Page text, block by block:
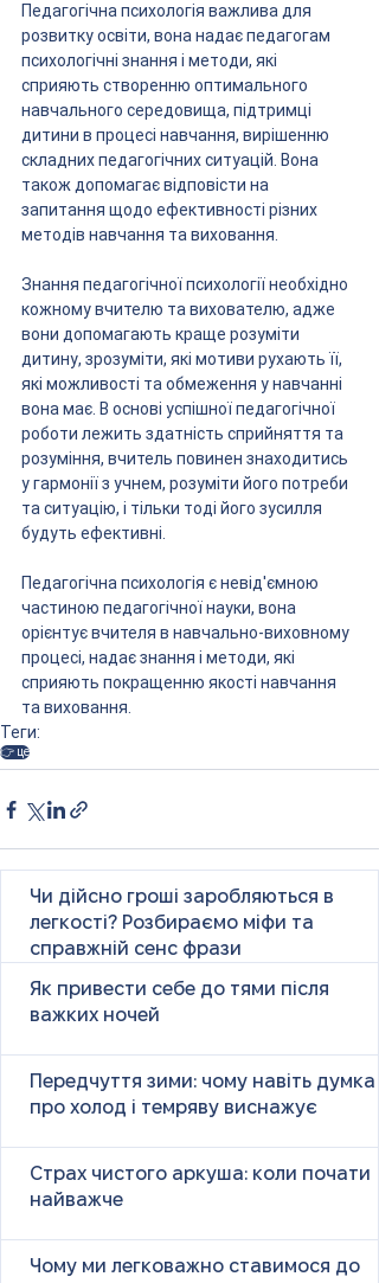
Педагогічна психологія важлива для
розвитку освіти, вона надає педагогам
психологічні знання і методи, які
сприяють створенню оптимального
навчального середовища, підтримці
дитини в процесі навчання, вирішенню
складних педагогічних ситуацій. Вона
також допомагає відповісти на
запитання щодо ефективності різних
методів навчання та виховання.
Знання педагогічної психології необхідно
кожному вчителю та вихователю, адже
вони допомагають краще розуміти
дитину, зрозуміти, які мотиви рухають її,
які можливості та обмеження у навчанні
вона має. В основі успішної педагогічної
роботи лежить здатність сприйняття та
розуміння, вчитель повинен знаходитись
у гармонії з учнем, розуміти його потреби
та ситуацію, і тільки тоді його зусилля
будуть ефективні.
Педагогічна психологія є невід'ємною
частиною педагогічної науки, вона
орієнтує вчителя в навчально-виховному
процесі, надає знання і методи, які
сприяють покращенню якості навчання
та виховання.
Теги:
👉 це
Чи дійсно гроші заробляються в
легкості? Розбираємо міфи та
справжній сенс фрази
Як привести себе до тями після
важких ночей
Передчуття зими: чому навіть думка
про холод і темряву виснажує
Страх чистого аркуша: коли почати
найважче
Чому ми легковажно ставимося до